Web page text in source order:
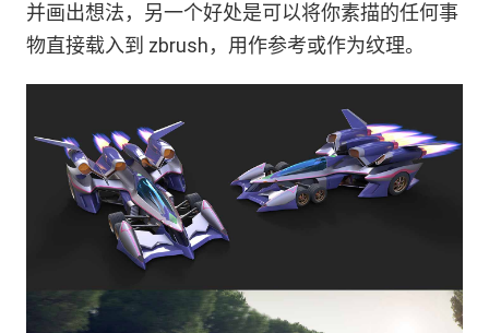
并画出想法，另一个好处是可以将你素描的任何事
物直接载入到 zbrush，用作参考或作为纹理。